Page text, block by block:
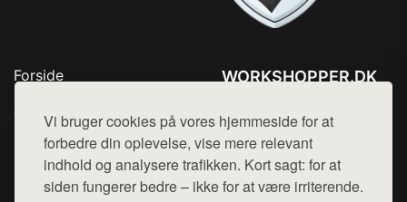
Vi bruger cookies på vores hjemmeside for at
forbedre din oplevelse, vise mere relevant
indhold og analysere trafikken. Kort sagt: for at
siden fungerer bedre – ikke for at være irriterende.
Forside
Top Rabatter
Kontakt
WORKSHOPPER.DK
Mail: hej@want.dk
Cookie- og privatlivspolitik